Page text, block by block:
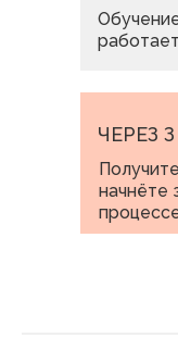
начнёте
ЧЕРЕЗ